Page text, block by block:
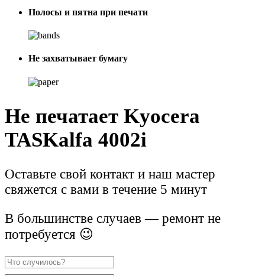
Полосы и пятна при печати
Не захватывает бумагу
Не печатает Kyocera
TASKalfa 4002i
Оставьте свой контакт и наш мастер
свяжется с вами в течение 5 минут
В большинстве случаев — ремонт не
потребуется 😉